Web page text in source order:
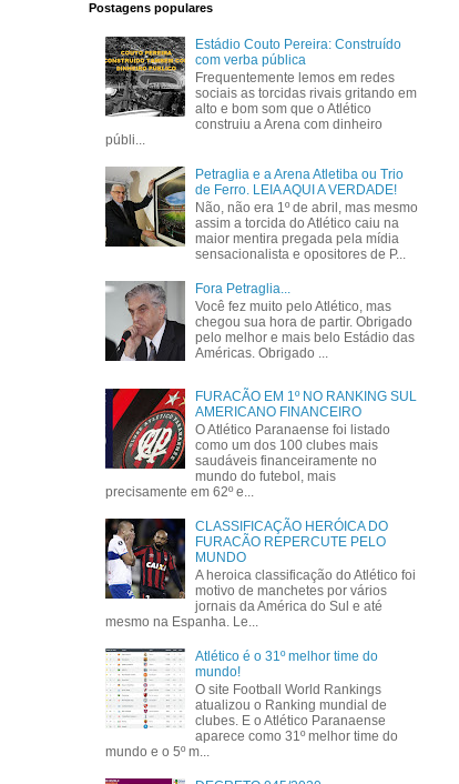
Postagens populares
Estádio Couto Pereira: Construído
com verba pública
Frequentemente lemos em redes
sociais as torcidas rivais gritando em
alto e bom som que o Atlético
construiu a Arena com dinheiro
públi...
Petraglia e a Arena Atletiba ou Trio
de Ferro. LEIA AQUI A VERDADE!
Não, não era 1º de abril, mas mesmo
assim a torcida do Atlético caiu na
maior mentira pregada pela mídia
sensacionalista e opositores de P...
Fora Petraglia...
Você fez muito pelo Atlético, mas
chegou sua hora de partir. Obrigado
pelo melhor e mais belo Estádio das
Américas. Obrigado ...
FURACÃO EM 1º NO RANKING SUL
AMERICANO FINANCEIRO
O Atlético Paranaense foi listado
como um dos 100 clubes mais
saudáveis financeiramente no
mundo do futebol, mais
precisamente em 62º e...
CLASSIFICAÇÃO HERÓICA DO
FURACÃO REPERCUTE PELO
MUNDO
A heroica classificação do Atlético foi
motivo de manchetes por vários
jornais da América do Sul e até
mesmo na Espanha. Le...
Atlético é o 31º melhor time do
mundo!
O site Football World Rankings
atualizou o Ranking mundial de
clubes. E o Atlético Paranaense
aparece como 31º melhor time do
mundo e o 5º m...